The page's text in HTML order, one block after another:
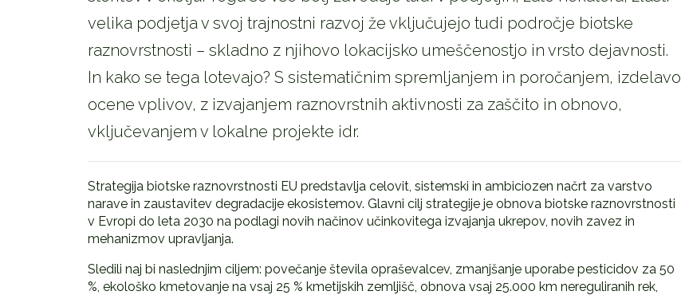
velika podjetja v svoj trajnostni razvoj že vključujejo tudi področje biotske
raznovrstnosti – skladno z njihovo lokacijsko umeščenostjo in vrsto dejavnosti.
In kako se tega lotevajo? S sistematičnim spremljanjem in poročanjem, izdelavo
ocene vplivov, z izvajanjem raznovrstnih aktivnosti za zaščito in obnovo,
vključevanjem v lokalne projekte idr.
Strategija biotske raznovrstnosti EU predstavlja celovit, sistemski in ambiciozen načrt za varstvo
narave in zaustavitev degradacije ekosistemov. Glavni cilj strategije je obnova biotske raznovrstnosti
v Evropi do leta 2030 na podlagi novih načinov učinkovitega izvajanja ukrepov, novih zavez in
mehanizmov upravljanja.
Sledili naj bi naslednjim ciljem: povečanje števila opraševalcev, zmanjšanje uporabe pesticidov za 50
%, ekološko kmetovanje na vsaj 25 % kmetijskih zemljišč, obnova vsaj 25.000 km nereguliranih rek,